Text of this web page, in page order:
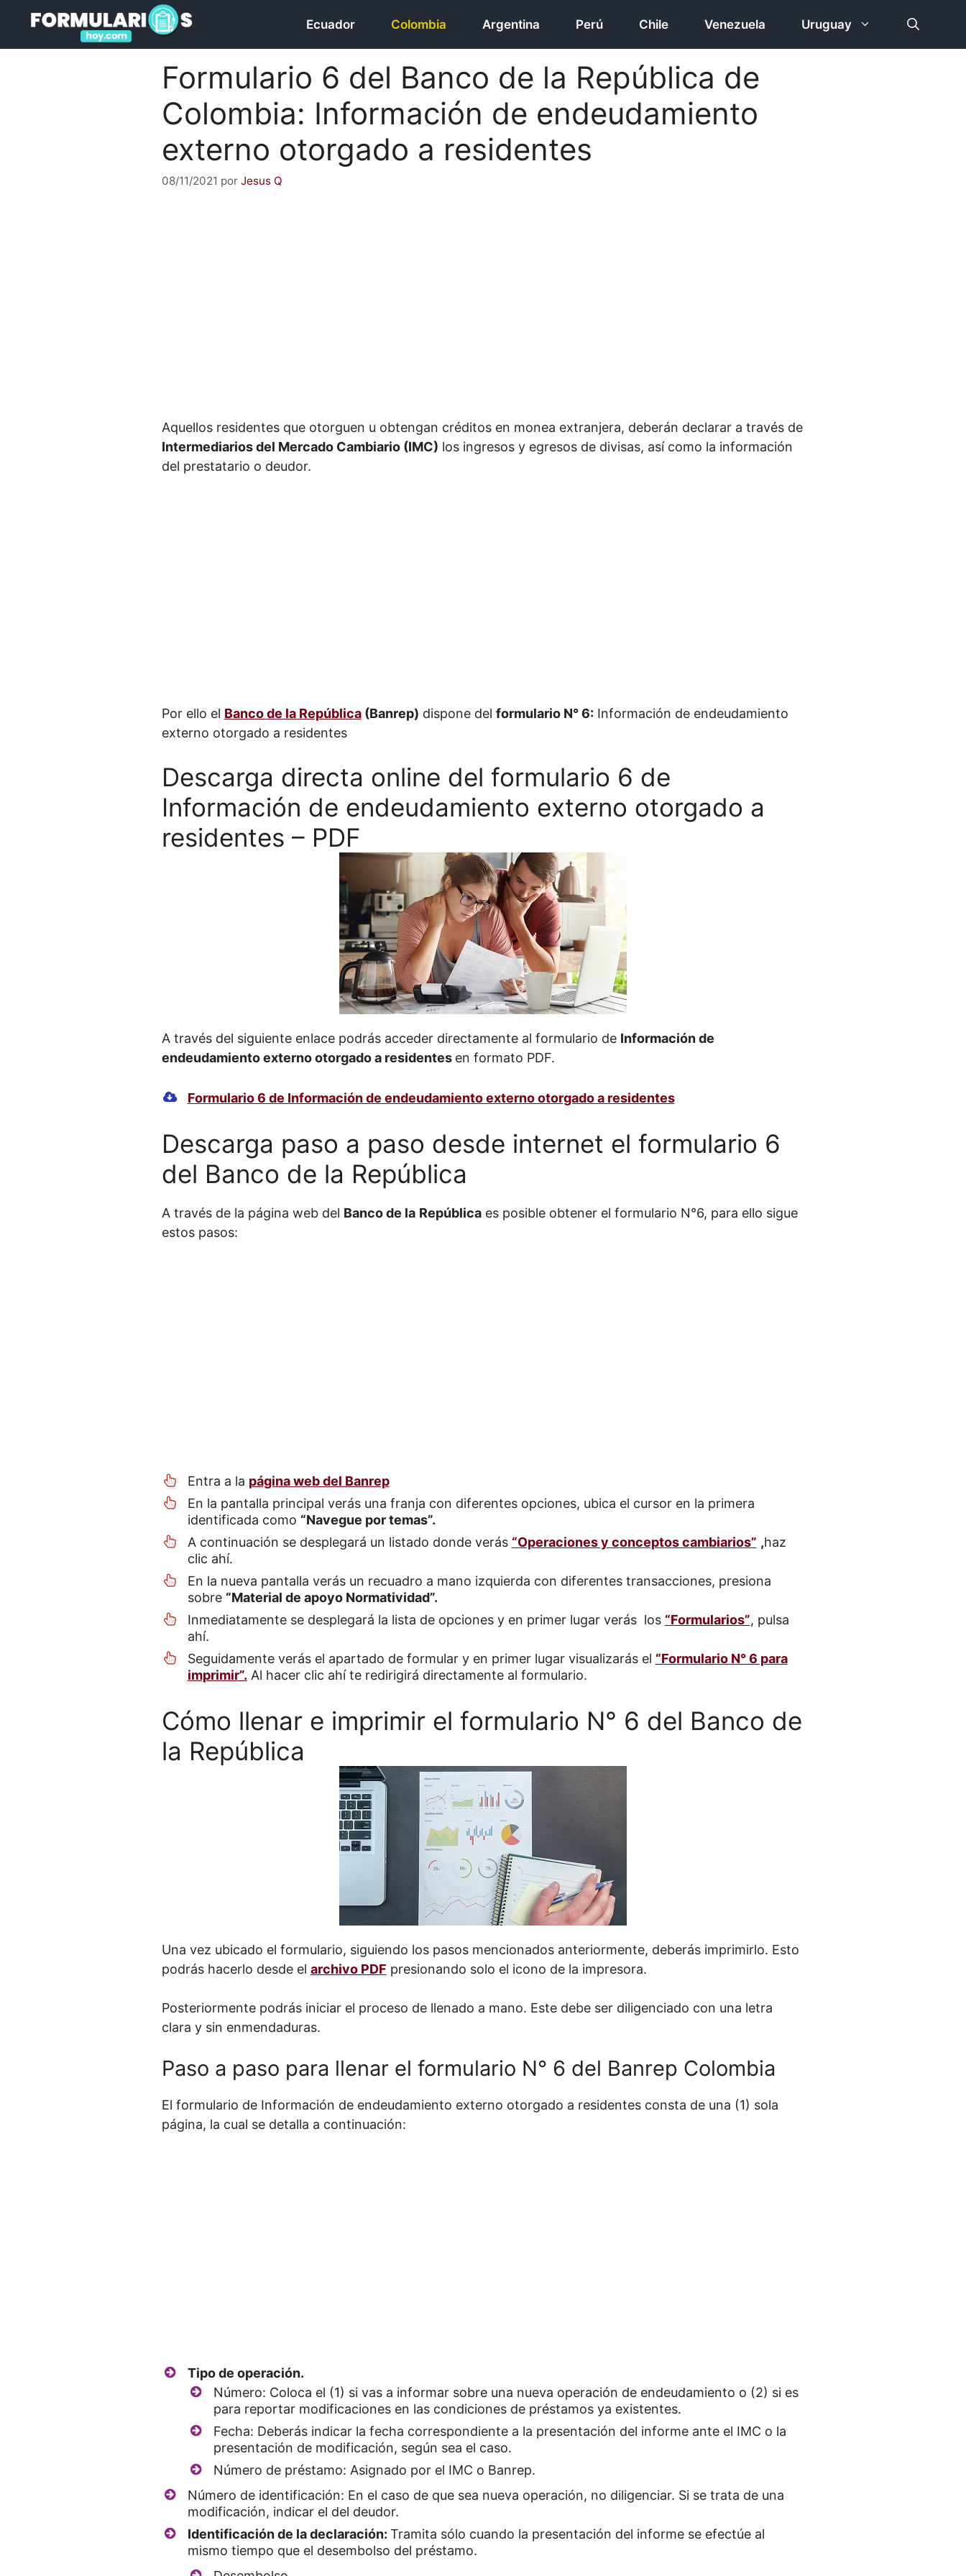
contenido
Ecuador Colombia Argentina Perú Chile Venezuela Uruguay
Formulario 6 del Banco de la República de
Colombia: Información de endeudamiento
externo otorgado a residentes
08/11/2021 por Jesus Q
Aquellos residentes que otorguen u obtengan créditos en monea extranjera, deberán declarar a través de
Intermediarios del Mercado Cambiario (IMC) los ingresos y egresos de divisas, así como la información
del prestatario o deudor.
Por ello el Banco de la República(Banrep) dispone del formulario N° 6: Información de endeudamiento
externo otorgado a residentes
Descarga directa online del formulario 6 de
Información de endeudamiento externo otorgado a
residentes – PDF
A través del siguiente enlace podrás acceder directamente al formulario de Información de
endeudamiento externo otorgado a residentes en formato PDF.
Formulario 6 de Información de endeudamiento externo otorgado a residentes
Descarga paso a paso desde internet el formulario 6
del Banco de la República
A través de la página web del Banco de la Repúblicaes posible obtener el formulario N°6, para ello sigue
estos pasos:
Entra a la página web del Banrep
En la pantalla principal verás una franja con diferentes opciones, ubica el cursor en la primera
identificada como “Navegue por temas”.
A continuación se desplegará un listado donde verás “Operaciones y conceptos cambiarios” ,haz
clic ahí.
En la nueva pantalla verás un recuadro a mano izquierda con diferentes transacciones, presiona
sobre “Material de apoyo Normatividad”.
Inmediatamente se desplegará la lista de opciones y en primer lugar verás los “Formularios”, pulsa
ahí.
Seguidamente verás el apartado de formular y en primer lugar visualizarás el “Formulario N° 6 para
imprimir”. Al hacer clic ahí te redirigirá directamente al formulario.
Cómo llenar e imprimir el formulario N° 6 del Banco de
la República
Una vez ubicado el formulario, siguiendo los pasos mencionados anteriormente, deberás imprimirlo. Esto
podrás hacerlo desde el archivo PDF presionando solo el icono de la impresora.
Posteriormente podrás iniciar el proceso de llenado a mano. Este debe ser diligenciado con una letra
clara y sin enmendaduras.
Paso a paso para llenar el formulario N° 6 del Banrep Colombia
El formulario de Información de endeudamiento externo otorgado a residentes consta de una (1) sola
página, la cual se detalla a continuación:
Tipo de operación.
Número: Coloca el (1) si vas a informar sobre una nueva operación de endeudamiento o (2) si es
para reportar modificaciones en las condiciones de préstamos ya existentes.
Fecha: Deberás indicar la fecha correspondiente a la presentación del informe ante el IMC o la
presentación de modificación, según sea el caso.
Número de préstamo: Asignado por el IMC o Banrep.
Número de identificación: En el caso de que sea nueva operación, no diligenciar. Si se trata de una
modificación, indicar el del deudor.
Identificación de la declaración: Tramita sólo cuando la presentación del informe se efectúe al
mismo tiempo que el desembolso del préstamo.